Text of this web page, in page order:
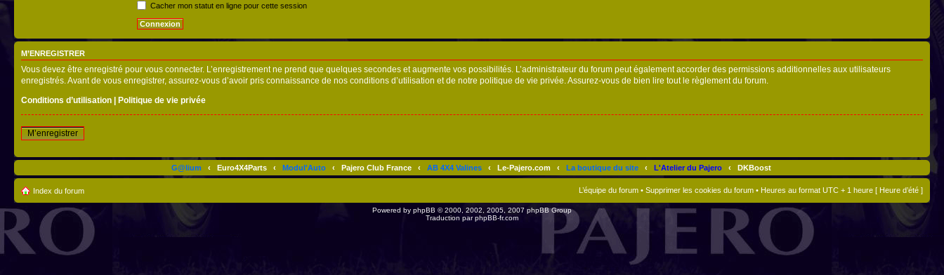
Cacher mon statut en ligne pour cette session
M’ENREGISTRER
Vous devez être enregistré pour vous connecter. L’enregistrement ne prend que quelques secondes et augmente vos possibilités. L’administrateur du forum peut également accorder des permissions additionnelles aux utilisateurs
enregistrés. Avant de vous enregistrer, assurez-vous d’avoir pris connaissance de nos conditions d’utilisation et de notre politique de vie privée. Assurez-vous de bien lire tout le règlement du forum.
Conditions d’utilisation
Politique de vie privée
M’enregistrer
G@lium ‹ Euro4X4Parts ‹ Modul'Auto ‹ Pajero Club France ‹ AB 4X4 Valines ‹ Le-Pajero.com ‹ La boutique du site ‹ L'Atelier du Pajero ‹ DKBoost
Index du forum L’équipe du forum • Supprimer les cookies du forum • Heures au format UTC + 1 heure [ Heure d’été ]
Powered by phpBB © 2000, 2002, 2005, 2007 phpBB Group
Traduction parphpBB-fr.com